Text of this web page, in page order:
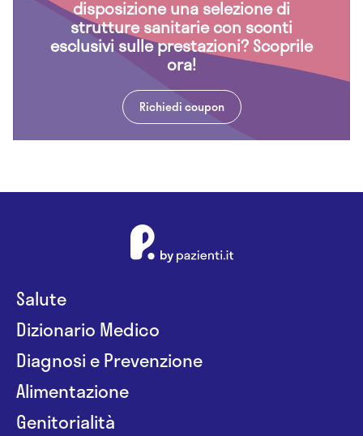
disposizione una selezione di
strutture sanitarie con sconti
esclusivi sulle prestazioni? Scoprile
ora!
Richiedi coupon
Salute
Dizionario Medico
Diagnosi e Prevenzione
Alimentazione
Genitorialità